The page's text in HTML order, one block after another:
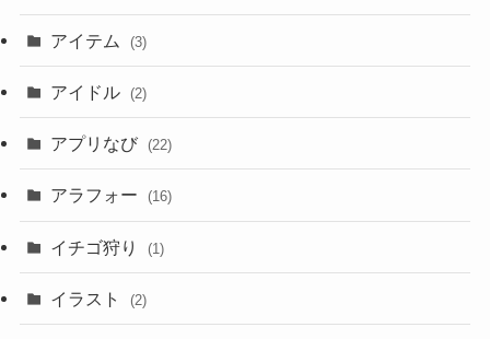
アイテム (3)
アイドル (2)
アプリなび (22)
アラフォー (16)
イチゴ狩り (1)
イラスト (2)